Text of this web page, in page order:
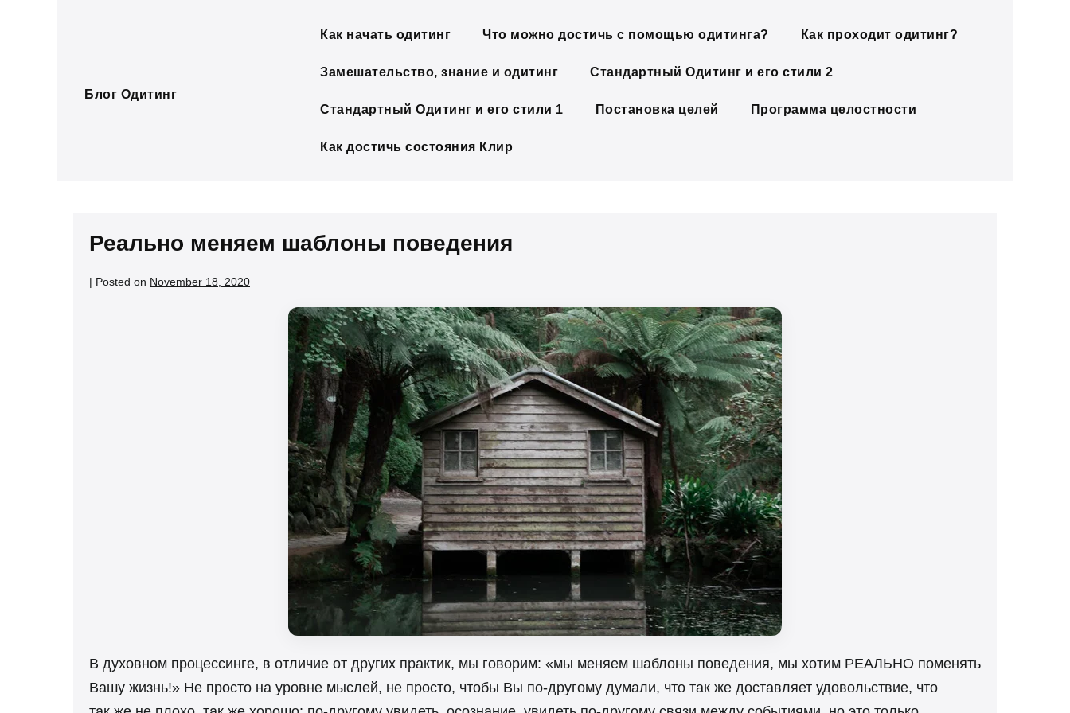
Блог Одитинг
Как начать одитинг Что можно достичь с помощью одитинга? Как проходит одитинг?
Замешательство, знание и одитинг Стандартный Одитинг и его стили 2
Стандартный Одитинг и его стили 1 Постановка целей Программа целостности
Как достичь состояния Клир
Реально меняем шаблоны поведения
| Posted on November 18, 2020
В духовном процессинге, в отличие от других практик, мы говорим: «мы меняем шаблоны поведения, мы хотим РЕАЛЬНО поменять
Вашу жизнь!» Не просто на уровне мыслей, не просто, чтобы Вы по-другому думали, что так же доставляет удовольствие, что